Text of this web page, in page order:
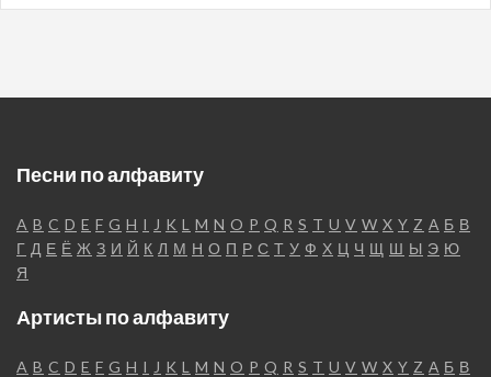
Песни по алфавиту
A B C D E F G H I J K L M N O P Q R S T U V W X Y Z А Б В
Г Д Е Ё Ж З И Й К Л М Н О П Р С Т У Ф Х Ц Ч Щ Ш Ы Э Ю
Я
Артисты по алфавиту
A B C D E F G H I J K L M N O P Q R S T U V W X Y Z А Б В